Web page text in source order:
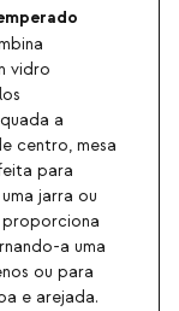
vidro
a
centro, mesa
para
jarra ou
proporciona
a uma
ou para
e arejada.